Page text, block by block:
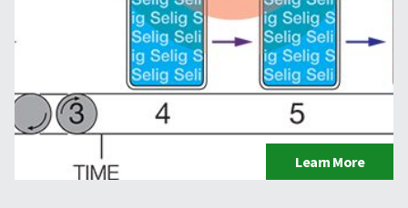
Learn More